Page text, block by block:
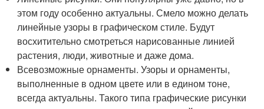
этом году особенно актуальны. Смело можно делать
линейные узоры в графическом стиле. Будут
восхитительно смотреться нарисованные линией
растения, люди, животные и даже дома.
Всевозможные орнаменты. Узоры и орнаменты,
выполненные в одном цвете или в едином тоне,
всегда актуальны. Такого типа графические рисунки